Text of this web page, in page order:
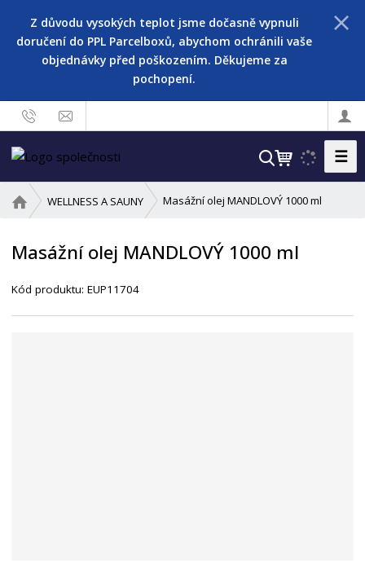
Z důvodu vysokých teplot jsme dočasně vypnuli
doručení do PPL Parcelboxů, abychom ochránili vaše
objednávky před poškozením. Děkujeme za
pochopení.
V
h
d
☰
v
d
í
WELLNESS A SAUNY Masážní olej MANDLOVÝ 1000 ml
Masážní olej MANDLOVÝ 1000 ml
Kód produktu:EUP11704